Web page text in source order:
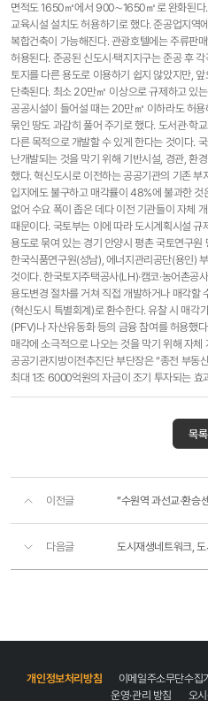
면적도 1650㎡에서 900∼1650㎡로 완화된다.
교육시설 설치도 허용하기로 했다. 준공업지역
복합건축이 가능해진다. 관광호텔에는 주류판
허용된다. 준공된 신도시·택지지구는 준공 후
토지를 다른 용도로 이용하기 쉽지 않았지만,
단축된다. 최소 20만㎡ 이상으로 규제하고 있
공공시설이 들어설 때는 20만㎡ 이하라도 허
묶인 땅도 과감히 풀어 주기로 했다. 도서관·학
다른 목적으로 개발할 수 있게 한다는 것이다.
난개발되는 것을 막기 위해 기반시설, 경관, 환
했다. 혁신도시로 이전하는 공공기관의 기존
입지에도 불구하고 매각률이 48%에 불과한
없어 수요 폭이 좁은 데다 이전 기관들이 자체
때문이다. 국토부는 이에 따라 도시계획시설
용도로 묶여 있는 경기 안양시 평촌 국토연구
한국식품연구원(성남), 에너지관리공단(용인)
것이다. 한국토지주택공사(LH)·캠코·농어촌공
용도변경 절차를 거쳐 직접 개발하거나 매각할
(혁신도시 특별회계)로 환수한다. 유찰 시 매각
(PFV)나 자산유동화 등의 금융 참여를 허용했
매각에 소극적으로 나오는 것을 막기 위해 자
공공기관지방이전추진단 부단장은 “종전 부동
최대 1조 6000억원의 자금이 조기 투자되는 효
목록
이전글 “수원역 과선교·환승
다음글 도시재생네트워크,
개인정보처리방침 이메일주소무단수집
운영·관리 방침
오